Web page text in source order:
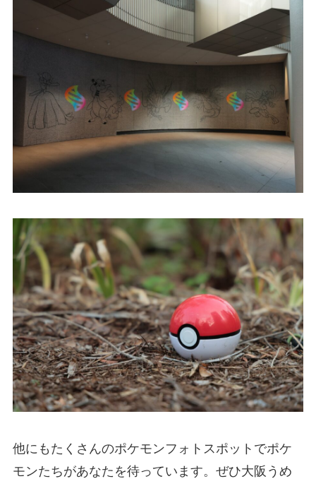
他にもたくさんのポケモンフォトスポットでポケ
モンたちがあなたを待っています。ぜひ大阪うめ